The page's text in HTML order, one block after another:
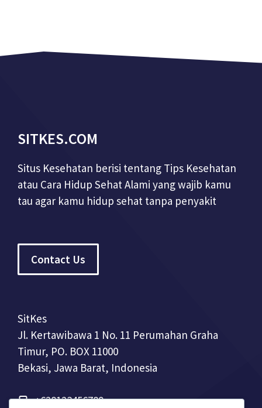
SITKES.COM
Situs Kesehatan berisi tentang Tips Kesehatan
atau Cara Hidup Sehat Alami yang wajib kamu
tau agar kamu hidup sehat tanpa penyakit
Contact Us
SitKes
Jl. Kertawibawa 1 No. 11 Perumahan Graha
Timur, PO. BOX 11000
Bekasi, Jawa Barat, Indonesia
+628123456789